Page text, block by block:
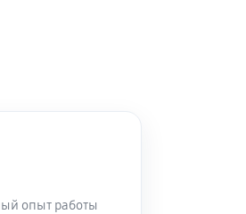
опыт работы